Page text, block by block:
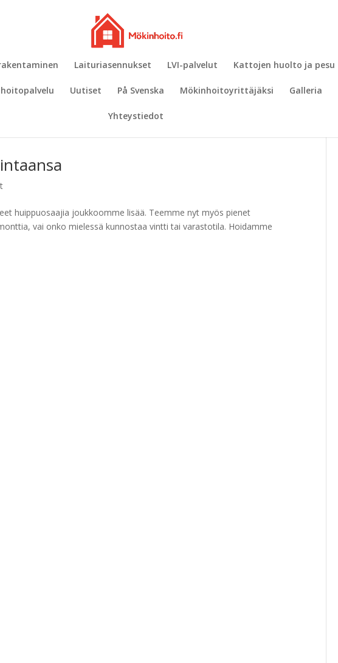
Laituriasennukset LVI-palvelut Kattojen huolto ja pesu
Uutiset På Svenska Mökinhoitoyrittäjäksi Galleria
Yhteystiedot
huippuosaajia joukkoomme lisää. Teemme nyt myös pienet
vai onko mielessä kunnostaa vintti tai varastotila. Hoidamme